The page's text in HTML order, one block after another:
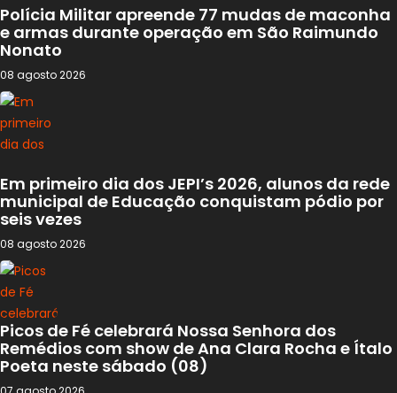
Polícia Militar apreende 77 mudas de maconha
e armas durante operação em São Raimundo
Nonato
08 agosto 2026
Em primeiro dia dos JEPI’s 2026, alunos da rede
municipal de Educação conquistam pódio por
seis vezes
08 agosto 2026
Picos de Fé celebrará Nossa Senhora dos
Remédios com show de Ana Clara Rocha e Ítalo
Poeta neste sábado (08)